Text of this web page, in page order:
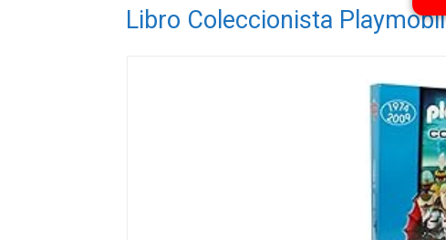
Libro Coleccionista Playmobil